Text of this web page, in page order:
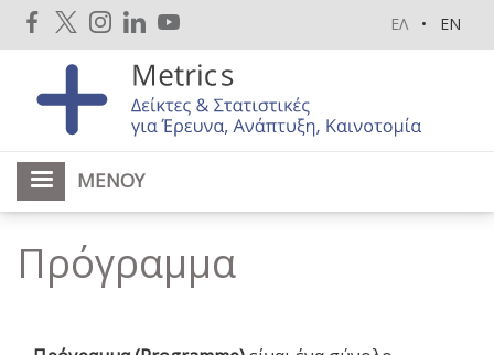
Παράκαμψη
προς
κυρίως
ΕΛ EN
ΜΕΝΟΎ
Πρόγραμμα